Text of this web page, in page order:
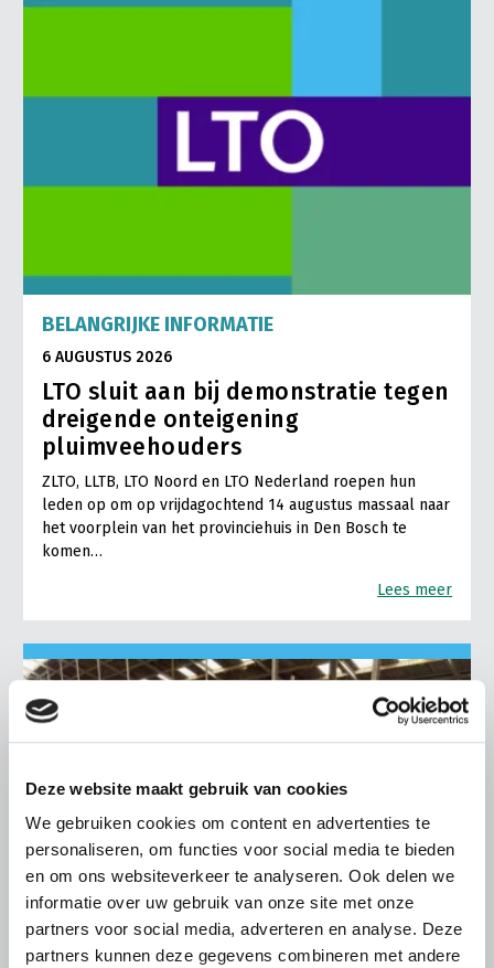
Deze website maakt gebruik van cookies
We gebruiken cookies om content en advertenties te
personaliseren, om functies voor social media te bieden
en om ons websiteverkeer te analyseren. Ook delen we
informatie over uw gebruik van onze site met onze
partners voor social media, adverteren en analyse. Deze
partners kunnen deze gegevens combineren met andere
BELANGRIJKE INFORMATIE
6 AUGUSTUS 2026
LTO sluit aan bij demonstratie tegen
dreigende onteigening
pluimveehouders
ZLTO, LLTB, LTO Noord en LTO Nederland roepen hun
leden op om op vrijdagochtend 14 augustus massaal naar
het voorplein van het provinciehuis in Den Bosch te
komen…
Lees meer